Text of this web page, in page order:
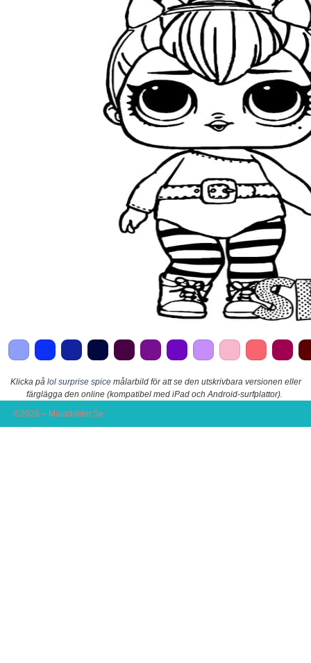
Klicka på lol surprise spicemålarbild för att se den utskrivbara versionen eller
färglägga den online (kompatibel med iPad och Android-surfplattor).
©2026 – Malarbilder.Se